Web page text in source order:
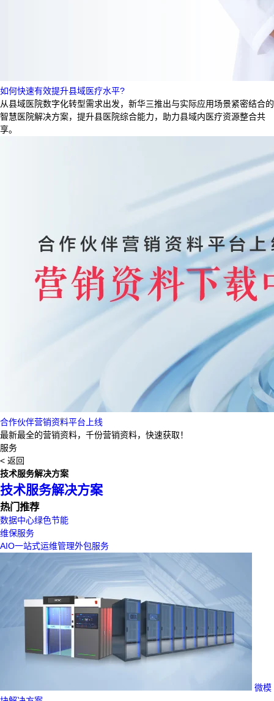
如何快速有效提升县域医疗水平?
从县域医院数字化转型需求出发，新华三推出与实际应用场景紧密结合的
智慧医院解决方案，提升县医院综合能力，助力县域内医疗资源整合共
享。
合作伙伴营销资料平台上线
最新最全的营销资料，千份营销资料，快速获取！
服务
< 返回
技术服务解决方案
技术服务解决方案
热门推荐
数据中心绿色节能
维保服务
AIO一站式运维管理外包服务
微模